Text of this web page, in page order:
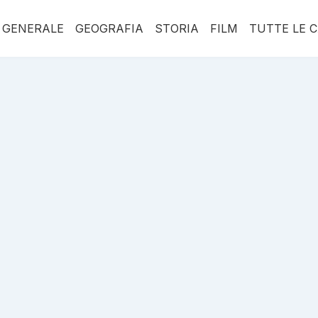
GEOGRAFIA STORIA FILM TUTTE LE